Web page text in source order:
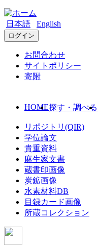
日本語 English
ログイン
お問合わせ
サイトポリシー
寄附
HOME探す・調べる
リポジトリ(QIR)
学位論文
貴重資料
麻生家文書
蔵書印画像
炭鉱画像
水素材料DB
目録カード画像
所蔵コレクション